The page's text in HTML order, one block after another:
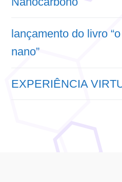
lançamento do livro
nano”
EXPERIÊNCIA